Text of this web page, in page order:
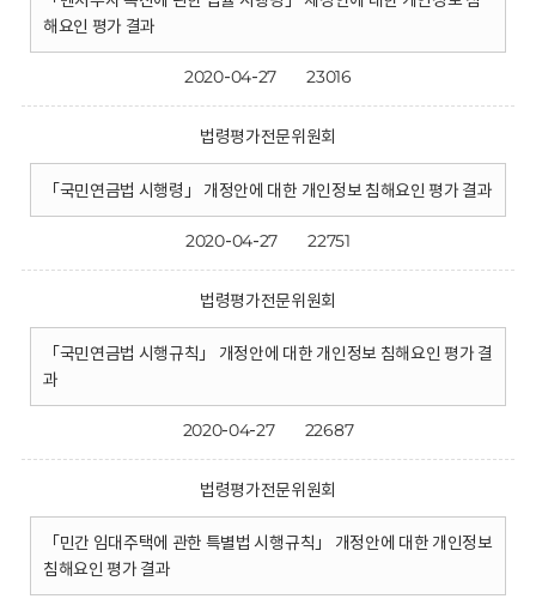
해요인 평가 결과
2020-04-27 23016
법령평가전문위원회
「국민연금법 시행령」 개정안에 대한 개인정보 침해요인 평가 결과
2020-04-27 22751
법령평가전문위원회
「국민연금법 시행규칙」 개정안에 대한 개인정보 침해요인 평가 결
과
2020-04-27 22687
법령평가전문위원회
「민간 임대주택에 관한 특별법 시행규칙」 개정안에 대한 개인정보
침해요인 평가 결과